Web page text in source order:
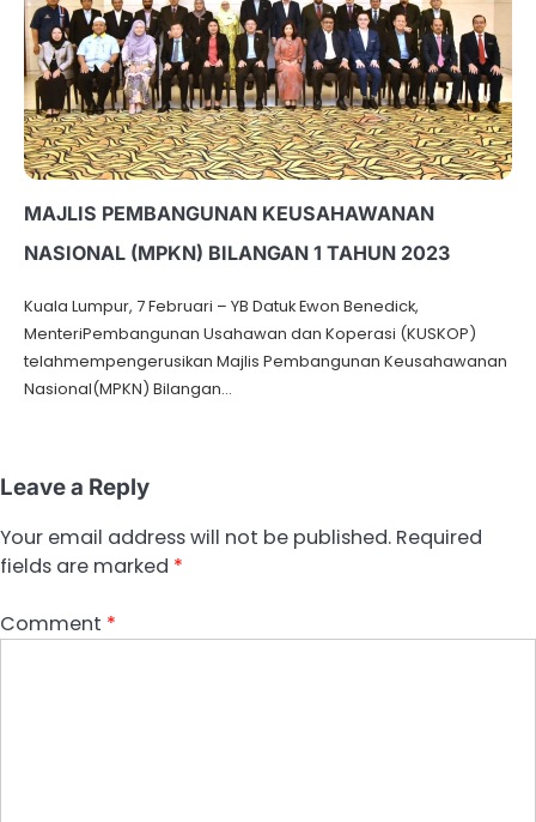
MAJLIS PEMBANGUNAN KEUSAHAWANAN
NASIONAL (MPKN) BILANGAN 1 TAHUN 2023
Kuala Lumpur, 7 Februari – YB Datuk Ewon Benedick,
MenteriPembangunan Usahawan dan Koperasi (KUSKOP)
telahmempengerusikan Majlis Pembangunan Keusahawanan
Nasional(MPKN) Bilangan…
Leave a Reply
Your email address will not be published. Required
fields are marked *
Comment *